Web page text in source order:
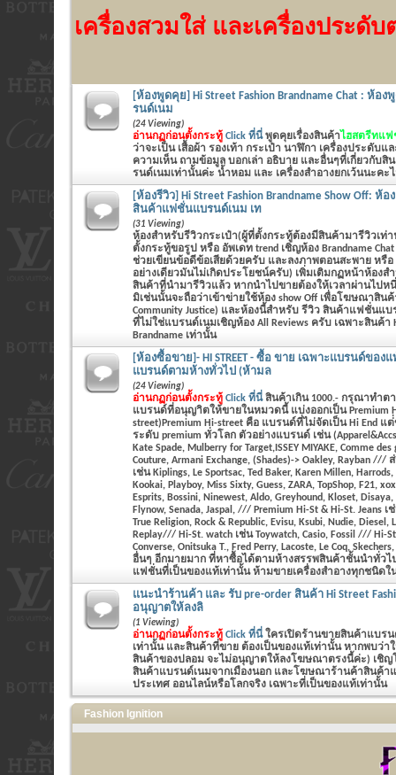
เครื่องสวมใส่ และเครื่องประดับ
[ห้องพูดคุย] Hi Street Fashion Brandname Chat : ห้อ
รนด์เนม
(24 Viewing)
อ่านกฏก่อนตั้งกระทู้ Click ที่นี่ พูดคุยเรื่องสินค้าไฮสตรีทแฟ
ว่าจะเป็น เสื้อผ้า รองเท้า กระเป๋า นาฬิกา เครื่องประดับแ
ความเห็น ถามข้อมูล บอกเล่า อธิบาย และอื่นๆที่เกี่ยวกับ
รนด์เนมเท่านั้นค่ะ น้ำหอม และ เครื่องสำอางยกเว้นนะคะ
[ห้องรีวิว] Hi Street Fashion Brandname Show Off: ห้
สินค้าแฟชั่นแบรนด์เนม เท
(31 Viewing)
ห้องสำหรับรีวิวกระเป๋า(ผู้ที่ตั้งกระทู้ต้องมีสินค้ามารีวิวเท่
ตั้งกระทู้ขอรูป หรือ อัพเดท trend เชิญห้อง Brandname
ช่วยเขียนข้อดีข้อเสียด้วยครับ และลงภาพตอนสะพาย หรือ
อย่างเดียวมันไม่เกิดประโยชน์ครับ) เพิ่มเติมกฏหน้าห้องสำ
สินค้าที่นำมารีวิวแล้ว หากนำไปขายต้องให้เวลาผ่านไปห
มิเช่นนั้นจะถือว่าเข้าข่ายใช้ห้อง show Off เพื่อโฆษณาสิน
Community Justice) และห้องนี้สำหรับ รีวิว สินค้าแฟชั่นแ
ที่ไม่ใช่แบรนด์เนมเชิญห้อง All Reviews ครับ เฉพาะสินค้า
Brandname เท่านั้น
[ห้องซื้อขาย]- HI STREET - ซื้อ ขาย เฉพาะแบรนด์ของ
แบรนด์ตามห้างทั่วไป (ห้ามล
(24 Viewing)
อ่านกฏก่อนตั้งกระทู้ Click ที่นี่ สินค้าเกิน 1000.- กรุณาทำ
แบรนด์ที่อนุญาิตให้ขายในหมวดนี้ แบ่งออกเป็น Premium
street)Premium Hi-street คือ แบรนด์ที่ไม่จัดเป็น Hi End
ระดับ premium ทั่วโลก ตัวอย่างแบรนด์ เช่น
Kate Spade, Mulberry for Target,ISSEY MIYAKE, Comme des
Couture, Armani Exchange, (Shades)-> Oakley, Rayban ///
เช่น Kiplings, Le Sportsac, Ted Baker, Karen Millen,
Kookai, Playboy, Miss Sixty, Guess, ZARA, TopShop, F21,
Esprits, Bossini, Ninewest, Aldo, Greyhound, Kloset, Disaya,
Flynow, Senada, Jaspal, /// Premium Hi-St & Hi-St. Jeans เ
True Religion, Rock & Republic, Evisu, Ksubi, Nudie, Diesel,
Replay/// Hi-St. watch เช่น Toywatch, Casio, Fossil /// Hi-
Converse, Onitsuka T., Fred Perry, Lacoste, Le Coq,
อื่นๆ อีกมายมาก ที่หาซื้อได้ตามห้างสรรพสินค้าชั้นนำทั่วไ
แฟชั่นที่เป็นของแท้เท่านั้น ห้ามขายเครื่องสำอางทุกชนิดใ
แนะนำร้านค้า และ รับ pre-order สินค้า Hi Street
อนุญาตให้ลงลิ
(1 Viewing)
อ่านกฏก่อนตั้งกระทู้ Click ที่นี่ ใครเปิดร้านขายสินค้าแบรน
เท่านั้น และสินค้าที่ขาย ต้องเป็นของแท้เท่านั้น หากพบว่า
สินค้าของปลอม จะไม่อนุญาตให้ลงโฆษณาตรงนี้ค่ะ) เชิญ
สินค้าแบรนด์เนมจากเมืองนอก และโฆษณาร้านค้าสินค้า
ประเทศ ออนไลน์หรือโลกจริง เฉพาะที่เป็นของแท้เท่านั้น
Fashion Ignition